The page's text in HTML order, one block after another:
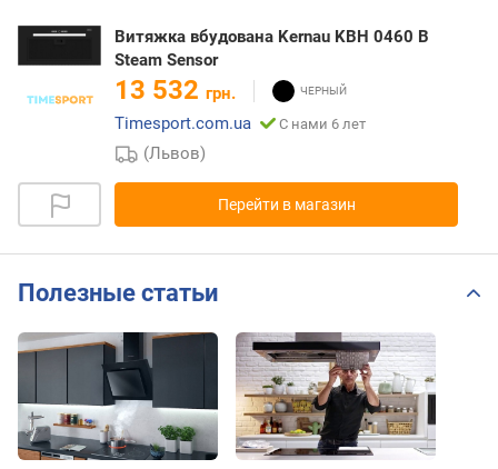
Витяжка вбудована Kernau KBH 0460 B
Steam Sensor
13 532 грн.
Timesport.com.ua
С нами 6 лет
(Львов)
Перейти в магазин
Полезные статьи